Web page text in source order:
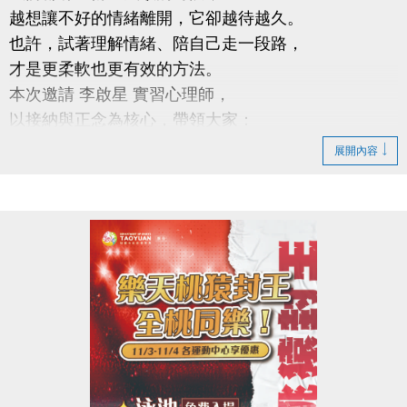
越想讓不好的情緒離開，它卻越待越久。
也許，試著理解情緒、陪自己走一段路，
才是更柔軟也更有效的方法。
本次邀請 李啟星 實習心理師，
以接納與正念為核心，帶領大家：
時間｜11/18 (一) 18:30－20:00
地點｜蘆竹國民運動中心 3樓社區教室
講師｜李啟星 實習心理師
具接納與承諾治療實務訓練、正念減壓（MBSR）合
格師資資格
公益免費講座・限額30位
掃描 QR Code 填表報名，與我們一起培養更穩定、自
展開內容